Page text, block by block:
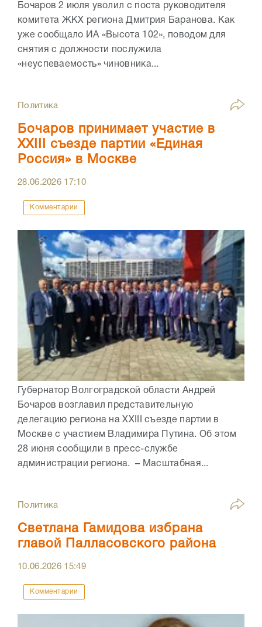
Бочаров 2 июля уволил с поста руководителя
комитета ЖКХ региона Дмитрия Баранова. Как
уже сообщало ИА «Высота 102», поводом для
снятия с должности послужила
«неуспеваемость» чиновника...
Политика
Бочаров принимает участие в
XXIII съезде партии «Единая
Россия» в Москве
28.06.2026 17:10
Комментарии
Губернатор Волгоградской области Андрей
Бочаров возглавил представительную
делегацию региона на XXIII съезде партии в
Москве с участием Владимира Путина. Об этом
28 июня сообщили в пресс-службе
администрации региона. – Масштабная...
Политика
Светлана Гамидова избрана
главой Палласовского района
10.06.2026 15:49
Комментарии